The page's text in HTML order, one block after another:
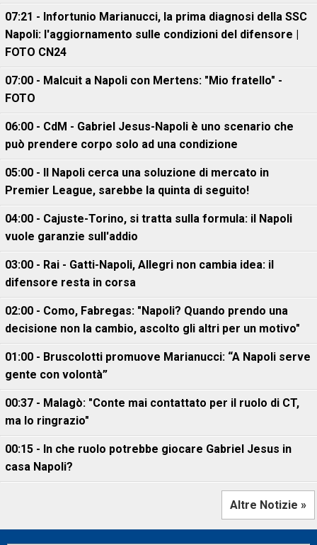
07:21 - Infortunio Marianucci, la prima diagnosi della SSC
Napoli: l'aggiornamento sulle condizioni del difensore |
FOTO CN24
07:00 - Malcuit a Napoli con Mertens: "Mio fratello" -
FOTO
06:00 - CdM - Gabriel Jesus-Napoli è uno scenario che
può prendere corpo solo ad una condizione
05:00 - Il Napoli cerca una soluzione di mercato in
Premier League, sarebbe la quinta di seguito!
04:00 - Cajuste-Torino, si tratta sulla formula: il Napoli
vuole garanzie sull'addio
03:00 - Rai - Gatti-Napoli, Allegri non cambia idea: il
difensore resta in corsa
02:00 - Como, Fabregas: "Napoli? Quando prendo una
decisione non la cambio, ascolto gli altri per un motivo"
01:00 - Bruscolotti promuove Marianucci: “A Napoli serve
gente con volontà”
00:37 - Malagò: "Conte mai contattato per il ruolo di CT,
ma lo ringrazio"
00:15 - In che ruolo potrebbe giocare Gabriel Jesus in
casa Napoli?
Altre Notizie »